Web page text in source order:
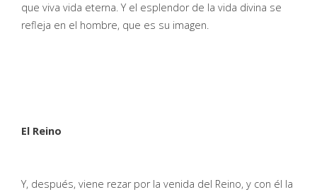
que viva vida eterna. Y el esplendor de la vida divina se
refleja en el hombre, que es su imagen.
El Reino
Y, después, viene rezar por la venida del Reino, y con él la